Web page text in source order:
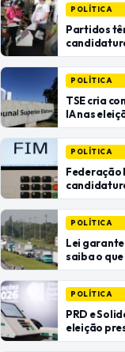
POLÍTICA
Partidos
POLÍTICA
TSE cria
IA nas
POLÍTICA
Federação
POLÍTICA
Lei
saiba o
POLÍTICA
PRD e
eleição